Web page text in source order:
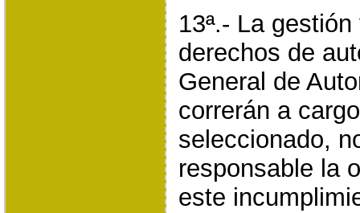
13ª.- La
derechos de
General de
correrán a
seleccionado,
responsable la
este